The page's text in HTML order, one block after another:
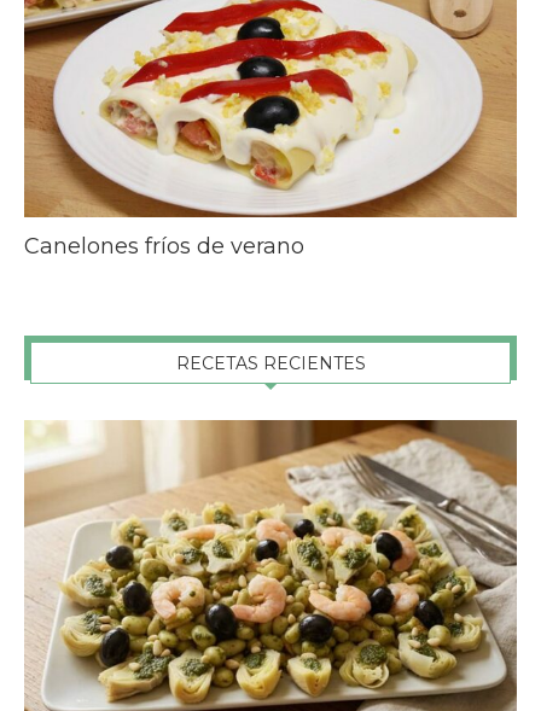
Canelones fríos de verano
RECETAS RECIENTES